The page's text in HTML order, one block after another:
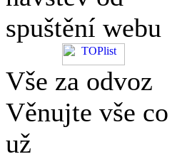
spuštění webu
Vše za odvoz
Věnujte vše co
už